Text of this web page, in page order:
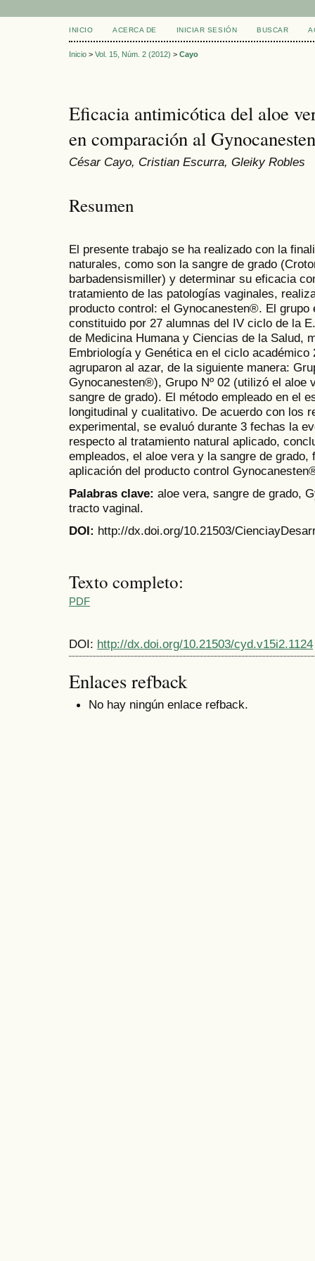
INICIO ACERCA DE INICIAR SESIÓN BUSCAR
Inicio > Vol. 15, Núm. 2 (2012) > Cayo
Eficacia antimicótica del aloe
en comparación al Gynocanesten
César Cayo, Cristian Escurra, Gleiky Robles
Resumen
El presente trabajo se ha realizado con la
naturales, como son la sangre de grado
barbadensismiller) y determinar su eficacia
tratamiento de las patologías vaginales,
producto control: el Gynocanesten®. El grupo
constituido por 27 alumnas del IV ciclo de la
de Medicina Humana y Ciencias de la Salud,
Embriología y Genética en el ciclo
agruparon al azar, de la siguiente manera:
Gynocanesten®), Grupo Nº 02 (utilizó el aloe
sangre de grado). El método empleado en el
longitudinal y cualitativo. De acuerdo con los
experimental, se evaluó durante 3 fechas la
respecto al tratamiento natural aplicado,
empleados, el aloe vera y la sangre de
aplicación del producto control
Palabras clave: aloe vera, sangre de grado,
tracto vaginal.
DOI: http://dx.doi.org/10.21503/
Texto completo:
PDF
DOI: http://dx.doi.org/10.21503/cyd.v15i2.1124
Enlaces refback
No hay ningún enlace refback.